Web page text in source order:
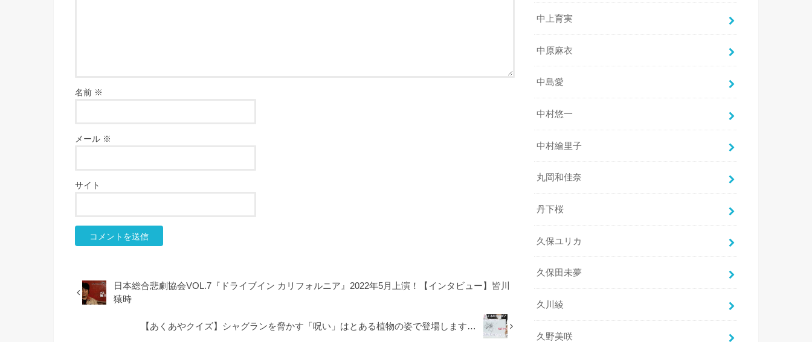
名前 ※
メール ※
サイト
日本総合悲劇協会VOL.7『ドライブイン カリフォルニア』2022年5月上演！【インタビュー】皆川
猿時
【あくあやクイズ】シャグランを脅かす「呪い」はとある植物の姿で登場します…
中上育実
中原麻衣
中島愛
中村悠一
中村繪里子
丸岡和佳奈
丹下桜
久保ユリカ
久保田未夢
久川綾
久野美咲